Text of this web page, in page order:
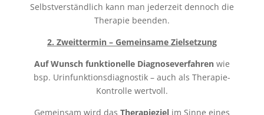
Selbstverständlich kann man jederzeit dennoch die
Therapie beenden.
2. Zweittermin – Gemeinsame Zielsetzung
Auf Wunsch funktionelle Diagnoseverfahren wie
bsp. Urinfunktionsdiagnostik – auch als Therapie-
Kontrolle wertvoll.
Gemeinsam wird das Therapiezielim Sinne eines